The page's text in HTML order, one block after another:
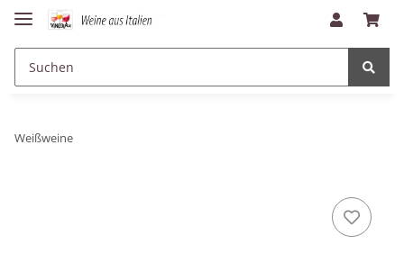
Weißweine